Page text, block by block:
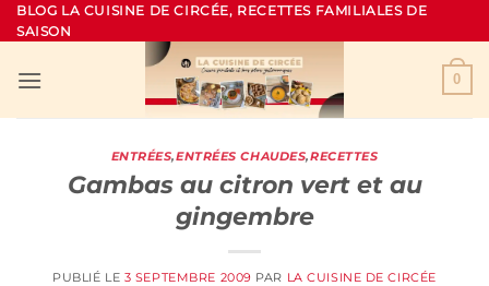
Passer
au
BLOG LA CUISINE DE CIRCÉE, RECETTES FAMILIALES DE
SAISON
0
ENTRÉES,ENTRÉES CHAUDES,RECETTES
Gambas au citron vert et au
gingembre
PUBLIÉ LE 3 SEPTEMBRE 2009 PAR LA CUISINE DE CIRCÉE